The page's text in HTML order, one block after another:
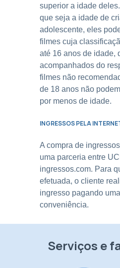
superior a idade
que seja a idade de
adolescente, eles
filmes cuja
até 16 anos de idade,
acompanhados do
filmes não
de 18 anos não
por menos de idade.
INGRESSOS PELA
A compra de
uma parceria entre
ingressos.com. Para
efetuada, o cliente
ingresso pagando
conveniência.
Serviços e